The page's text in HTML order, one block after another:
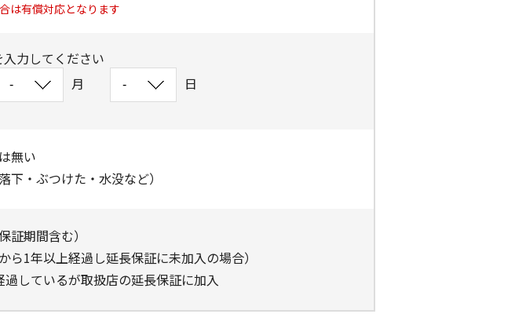
は有償対応となります
力してください
月 日
無い
下・ぶつけた・水没など）
証期間含む）
ら1年以上経過し延長保証に未加入の場合）
しているが取扱店の延長保証に加入